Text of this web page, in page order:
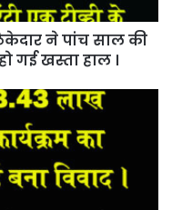
ने पांच साल की
गई खस्ता हाल ।